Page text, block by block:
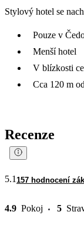
Stylový hotel se
Pouze v
Menší hotel
V blízkosti
Cca 120 m
Recenze
5.1 157 hodnocení
4.9 Pokoj 5